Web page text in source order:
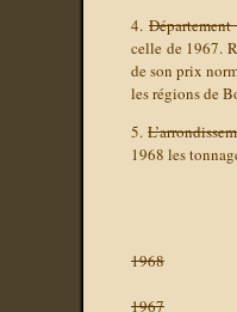
4.
celle de 1967.
de son prix
les régions de
5.
1968 les
1968
1967